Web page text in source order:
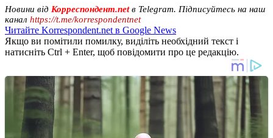
Новини від Корреспондент.netв Telegram. Підписуйтесь на наш
канал https://t.me/korrespondentnet
Читайте Korrespondent.net в Google News
Якщо ви помітили помилку, виділіть необхідний текст і
натисніть Ctrl + Enter, щоб повідомити про це редакцію.